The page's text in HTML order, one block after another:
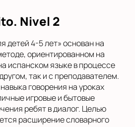
Nivel 2
детей 4-5 лет» основан на
ориентированном на
испанском языке в процессе
так и с преподавателем.
говорения на уроках
игровые и бытовые
ребят в диалог. Целью
расширение словарного